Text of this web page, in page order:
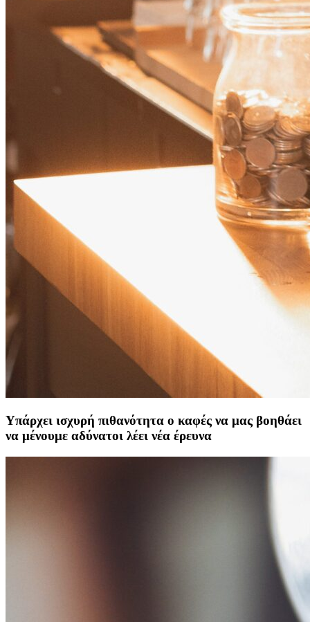
Υπάρχει ισχυρή πιθανότητα ο καφές να μας βοηθάει
να μένουμε αδύνατοι λέει νέα έρευνα